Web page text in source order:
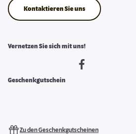
Kontaktieren Sie uns
Vernetzen Sie sich mit uns!
Geschenkgutschein
Zu den Geschenkgutscheinen